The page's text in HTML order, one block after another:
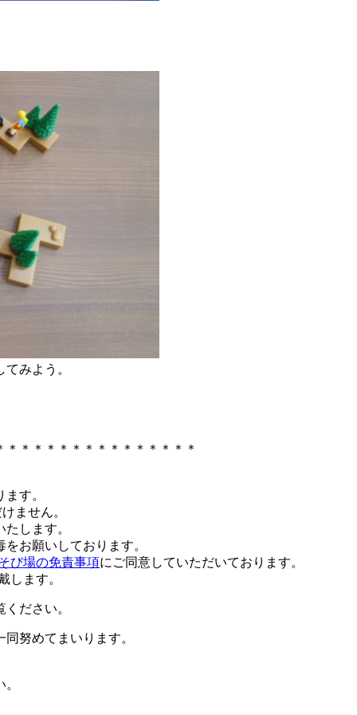
みよう。
＊＊＊＊＊＊＊＊＊＊＊＊＊＊
す。
ません。
します。
お願いしております。
び場の免責事項にご同意していただいております。
します。
ください。
努めてまいります。